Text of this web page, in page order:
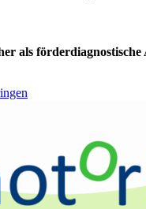
als förderdiagnostische